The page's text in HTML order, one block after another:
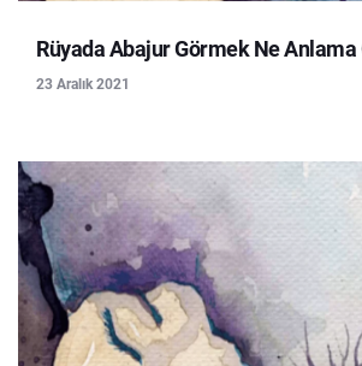
Rüyada Abajur Görmek Ne Anlama
23 Aralık 2021